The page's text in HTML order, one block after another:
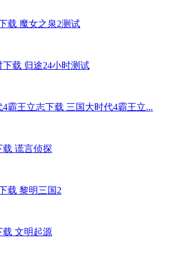
魔女之泉2测试
归途24小时测试
三国大时代4霸王立...
谎言侦探
黎明三国2
文明起源